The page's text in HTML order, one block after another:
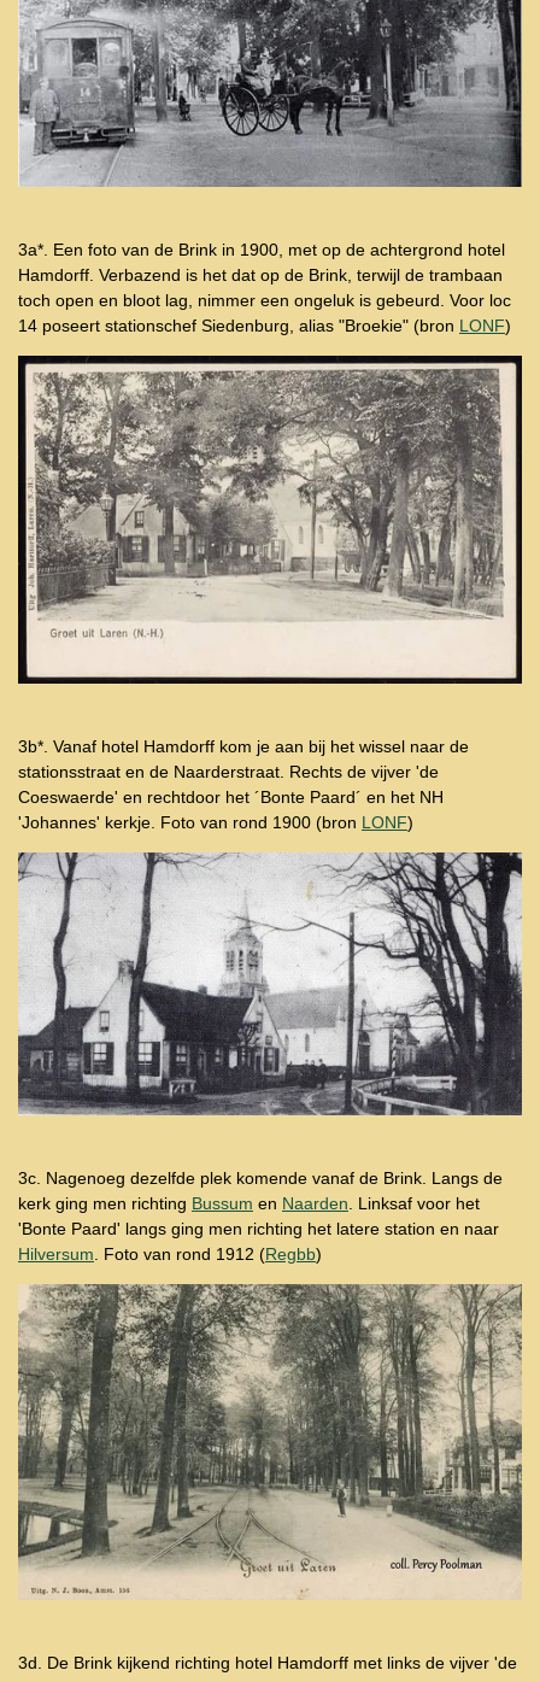
3a*. Een foto van de Brink in 1900, met op de achtergrond hotel
Hamdorff. Verbazend is het dat op de Brink, terwijl de trambaan
toch open en bloot lag, nimmer een ongeluk is gebeurd. Voor loc
14 poseert stationschef Siedenburg, alias "Broekie" (bron LONF)
3b*. Vanaf hotel Hamdorff kom je aan bij het wissel naar de
stationsstraat en de Naarderstraat. Rechts de vijver 'de
Coeswaerde' en rechtdoor het ´Bonte Paard´ en het NH
'Johannes' kerkje. Foto van rond 1900 (bron LONF)
3c. Nagenoeg dezelfde plek komende vanaf de Brink. Langs de
kerk ging men richting Bussum en Naarden. Linksaf voor het
'Bonte Paard' langs ging men richting het latere station en naar
Hilversum. Foto van rond 1912 (Regbb)
3d. De Brink kijkend richting hotel Hamdorff met links de vijver 'de